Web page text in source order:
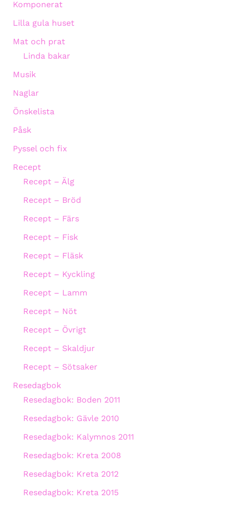
Komponerat
Lilla gula huset
Mat och prat
Linda bakar
Musik
Naglar
Önskelista
Påsk
Pyssel och fix
Recept
Recept – Älg
Recept – Bröd
Recept – Färs
Recept – Fisk
Recept – Fläsk
Recept – Kyckling
Recept – Lamm
Recept – Nöt
Recept – Övrigt
Recept – Skaldjur
Recept – Sötsaker
Resedagbok
Resedagbok: Boden 2011
Resedagbok: Gävle 2010
Resedagbok: Kalymnos 2011
Resedagbok: Kreta 2008
Resedagbok: Kreta 2012
Resedagbok: Kreta 2015